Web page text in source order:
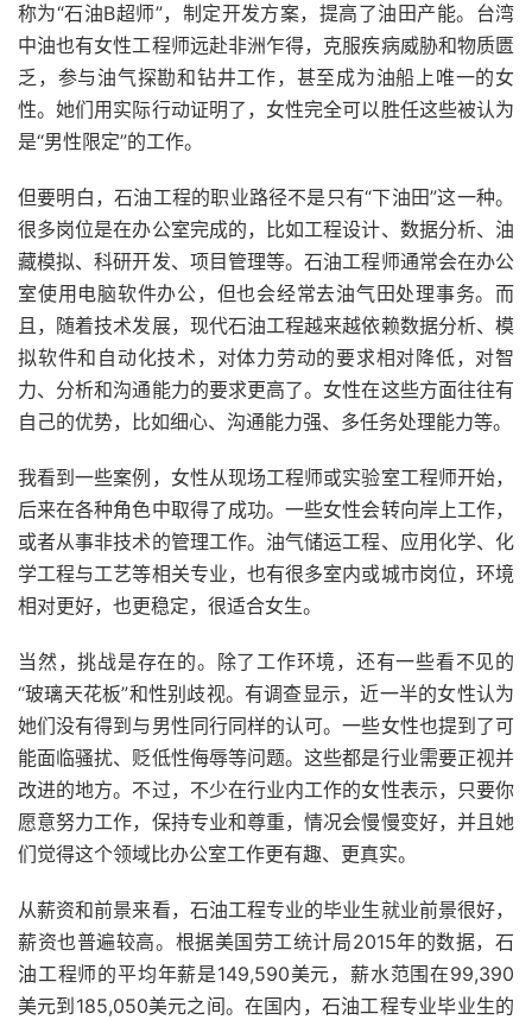
称为“石油B超师”，制定开发方案，提高了油田产能。台湾
中油也有女性工程师远赴非洲乍得，克服疾病威胁和物质匮
乏，参与油气探勘和钻井工作，甚至成为油船上唯一的女
性。她们用实际行动证明了，女性完全可以胜任这些被认为
是“男性限定”的工作。
但要明白，石油工程的职业路径不是只有“下油田”这一种。
很多岗位是在办公室完成的，比如工程设计、数据分析、油
藏模拟、科研开发、项目管理等。石油工程师通常会在办公
室使用电脑软件办公，但也会经常去油气田处理事务。而
且，随着技术发展，现代石油工程越来越依赖数据分析、模
拟软件和自动化技术，对体力劳动的要求相对降低，对智
力、分析和沟通能力的要求更高了。女性在这些方面往往有
自己的优势，比如细心、沟通能力强、多任务处理能力等。
我看到一些案例，女性从现场工程师或实验室工程师开始，
后来在各种角色中取得了成功。一些女性会转向岸上工作，
或者从事非技术的管理工作。油气储运工程、应用化学、化
学工程与工艺等相关专业，也有很多室内或城市岗位，环境
相对更好，也更稳定，很适合女生。
当然，挑战是存在的。除了工作环境，还有一些看不见的
“玻璃天花板”和性别歧视。有调查显示，近一半的女性认为
她们没有得到与男性同行同样的认可。一些女性也提到了可
能面临骚扰、贬低性侮辱等问题。这些都是行业需要正视并
改进的地方。不过，不少在行业内工作的女性表示，只要你
愿意努力工作，保持专业和尊重，情况会慢慢变好，并且她
们觉得这个领域比办公室工作更有趣、更真实。
从薪资和前景来看，石油工程专业的毕业生就业前景很好，
薪资也普遍较高。根据美国劳工统计局2015年的数据，石
油工程师的平均年薪是149,590美元，薪水范围在99,390
美元到185,050美元之间。在国内，石油工程专业毕业生的